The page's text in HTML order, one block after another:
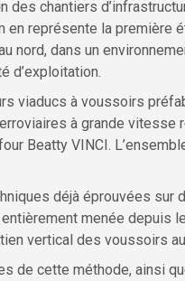
des chantiers
représente la première
nord, dans un
d’exploitation.
viaducs à voussoirs
à grande
Beatty VINCI.
déjà éprouvées
menée depuis
vertical des voussoirs au
de cette méthode, ainsi